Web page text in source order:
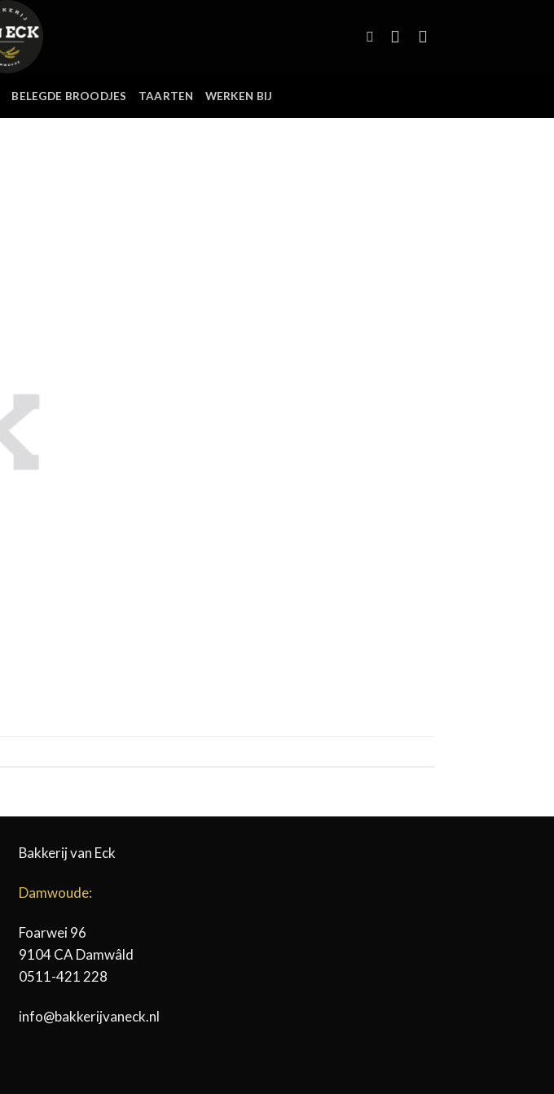
BELEGDE BROODJES TAARTEN WERKEN BIJ
Bakkerij van Eck
Damwoude:
Foarwei 96
9104 CA Damwâld
0511-421 228
info@bakkerijvaneck.nl